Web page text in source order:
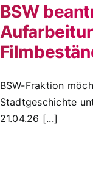
BSW
BSW-Fraktion
Stadtgeschichte
21.04.26 [...]